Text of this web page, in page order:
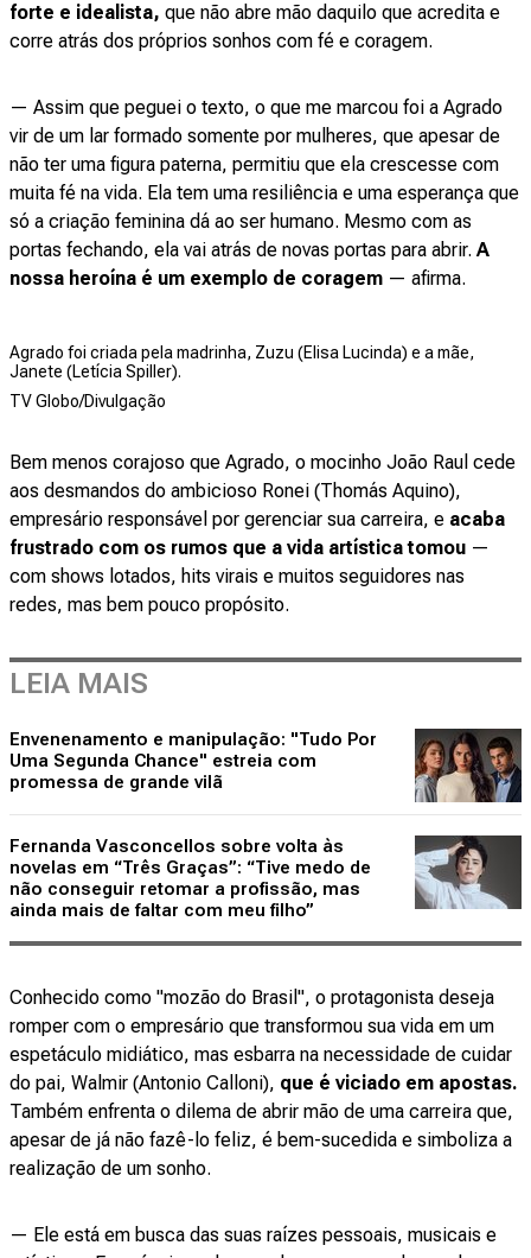
forte e idealista, que não abre mão daquilo que acredita e
corre atrás dos próprios sonhos com fé e coragem.
— Assim que peguei o texto, o que me marcou foi a Agrado
vir de um lar formado somente por mulheres, que apesar de
não ter uma figura paterna, permitiu que ela crescesse com
muita fé na vida. Ela tem uma resiliência e uma esperança que
só a criação feminina dá ao ser humano. Mesmo com as
portas fechando, ela vai atrás de novas portas para abrir. A
nossa heroína é um exemplo de coragem — afirma.
Agrado foi criada pela madrinha, Zuzu (Elisa Lucinda) e a mãe,
Janete (Letícia Spiller).
TV Globo/Divulgação
Bem menos corajoso que Agrado, o mocinho João Raul cede
aos desmandos do ambicioso Ronei (Thomás Aquino),
empresário responsável por gerenciar sua carreira, e acaba
frustrado com os rumos que a vida artística tomou —
com shows lotados, hits virais e muitos seguidores nas
redes, mas bem pouco propósito.
LEIA MAIS
Envenenamento e manipulação: "Tudo Por
Uma Segunda Chance" estreia com
promessa de grande vilã
Fernanda Vasconcellos sobre volta às
novelas em “Três Graças”: “Tive medo de
não conseguir retomar a profissão, mas
ainda mais de faltar com meu filho”
Conhecido como "mozão do Brasil", o protagonista deseja
romper com o empresário que transformou sua vida em um
espetáculo midiático, mas esbarra na necessidade de cuidar
do pai, Walmir (Antonio Calloni), que é viciado em apostas.
Também enfrenta o dilema de abrir mão de uma carreira que,
apesar de já não fazê-lo feliz, é bem-sucedida e simboliza a
realização de um sonho.
— Ele está em busca das suas raízes pessoais, musicais e